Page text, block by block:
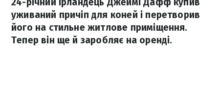
уживаний причіп для коней і перетворив
його на стильне житлове приміщення.
Тепер він ще й заробляє на оренді.